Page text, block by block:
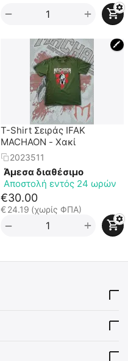
+
−
🖍
T-Shirt Σειράς IFAK
MACHAON - Χακί
2023511
Άμεσα διαθέσιμο
Αποστολή εντός 24 ωρών
€30.00
€24.19 (χωρίς ΦΠΑ)
+
−